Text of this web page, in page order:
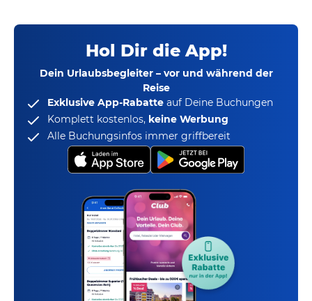
Hol Dir die App!
Dein Urlaubsbegleiter – vor und während der
Reise
Exklusive App-Rabatte auf Deine Buchungen
Komplett kostenlos, keine Werbung
Alle Buchungsinfos immer griffbereit